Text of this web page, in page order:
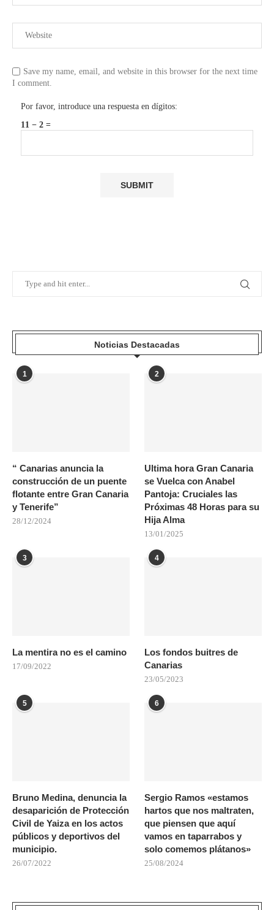
Save my name, email, and website in this browser for the next time
I comment.
Por favor, introduce una respuesta en dígitos:
11 − 2 =
Noticias Destacadas
1
“ Canarias anuncia la
construcción de un puente
flotante entre Gran Canaria
y Tenerife”
28/12/2024
2
Ultima hora Gran Canaria
se Vuelca con Anabel
Pantoja: Cruciales las
Próximas 48 Horas para su
Hija Alma
13/01/2025
3
La mentira no es el camino
17/09/2022
4
Los fondos buitres de
Canarias
23/05/2023
5
Bruno Medina, denuncia la
desaparición de Protección
Civil de Yaiza en los actos
públicos y deportivos del
municipio.
26/07/2022
6
Sergio Ramos «estamos
hartos que nos maltraten,
que piensen que aquí
vamos en taparrabos y
solo comemos plátanos»
25/08/2024